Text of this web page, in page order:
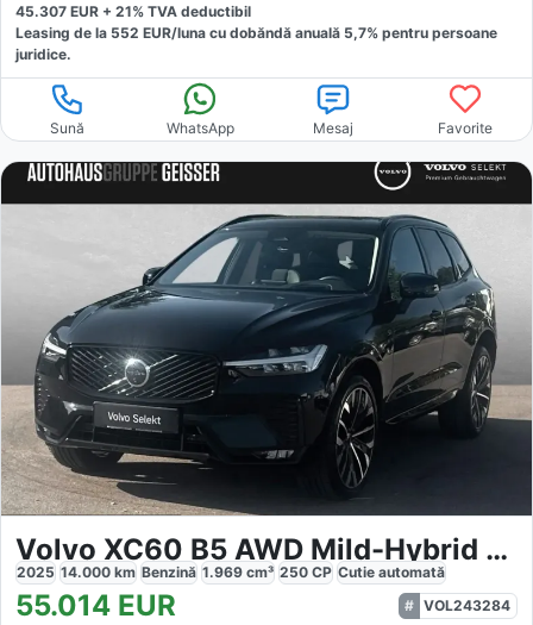
45.307 EUR + 21% TVA deductibil
Leasing de la 552 EUR/luna cu dobăndă anuală 5,7% pentru persoane
juridice.
Sună WhatsApp Mesaj Favorite
Volvo XC60 B5 AWD Mild-Hybrid Ultra
2025 14.000 km Benzină 1.969 cm³ 250 CP Cutie automată
55.014 EUR
VOL243284